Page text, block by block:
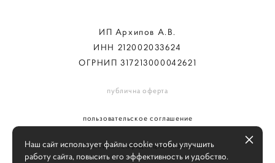
ИП Архипов А.В.
ИНН 212002033624
ОГРНИП 317213000042621
публична оферта
пользовательское соглашение
политика конфиденциальности
Наш сайт использует файлы cookie чтобы улучшить
работу сайта, повысить его эффективность и удобство.